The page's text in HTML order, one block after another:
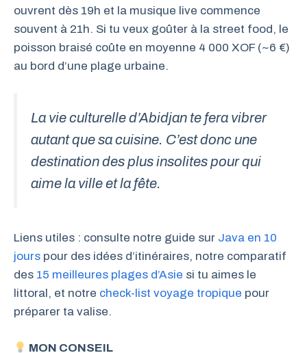
ouvrent dès 19h et la musique live commence
souvent à 21h. Si tu veux goûter à la street food, le
poisson braisé coûte en moyenne 4 000 XOF (~6 €)
au bord d’une plage urbaine.
La vie culturelle d’Abidjan te fera vibrer
autant que sa cuisine. C’est donc une
destination des plus insolites pour qui
aime la ville et la fête.
Liens utiles : consulte notre guide sur Java en 10
jours pour des idées d’itinéraires, notre comparatif
des 15 meilleures plages d’Asie si tu aimes le
littoral, et notre check-list voyage tropique pour
préparer ta valise.
MON CONSEIL